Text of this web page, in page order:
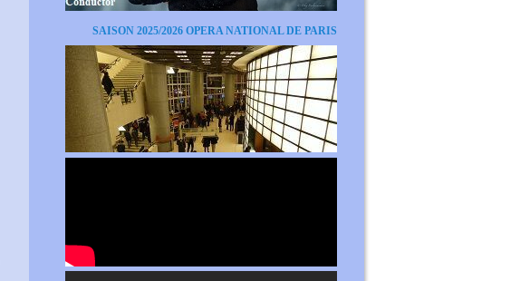
SAISON 2025/2026 OPERA NATIONAL DE PARIS